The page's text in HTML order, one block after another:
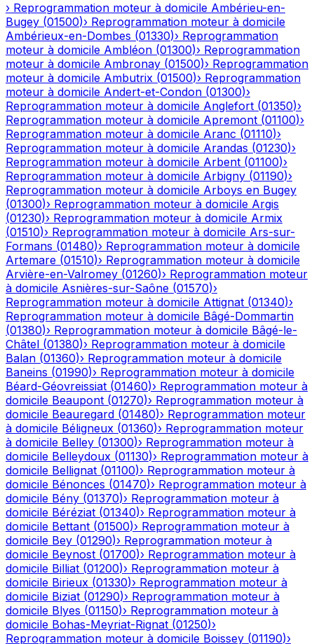
› Reprogrammation moteur à domicile Ambérieu-en-
Bugey (01500)› Reprogrammation moteur à domicile
Ambérieux-en-Dombes (01330)› Reprogrammation
moteur à domicile Ambléon (01300)› Reprogrammation
moteur à domicile Ambronay (01500)› Reprogrammation
moteur à domicile Ambutrix (01500)› Reprogrammation
moteur à domicile Andert-et-Condon (01300)›
Reprogrammation moteur à domicile Anglefort (01350)›
Reprogrammation moteur à domicile Apremont (01100)›
Reprogrammation moteur à domicile Aranc (01110)›
Reprogrammation moteur à domicile Arandas (01230)›
Reprogrammation moteur à domicile Arbent (01100)›
Reprogrammation moteur à domicile Arbigny (01190)›
Reprogrammation moteur à domicile Arboys en Bugey
(01300)› Reprogrammation moteur à domicile Argis
(01230)› Reprogrammation moteur à domicile Armix
(01510)› Reprogrammation moteur à domicile Ars-sur-
Formans (01480)› Reprogrammation moteur à domicile
Artemare (01510)› Reprogrammation moteur à domicile
Arvière-en-Valromey (01260)› Reprogrammation moteur
à domicile Asnières-sur-Saône (01570)›
Reprogrammation moteur à domicile Attignat (01340)›
Reprogrammation moteur à domicile Bâgé-Dommartin
(01380)› Reprogrammation moteur à domicile Bâgé-le-
Châtel (01380)› Reprogrammation moteur à domicile
Balan (01360)› Reprogrammation moteur à domicile
Baneins (01990)› Reprogrammation moteur à domicile
Béard-Géovreissiat (01460)› Reprogrammation moteur à
domicile Beaupont (01270)› Reprogrammation moteur à
domicile Beauregard (01480)› Reprogrammation moteur
à domicile Béligneux (01360)› Reprogrammation moteur
à domicile Belley (01300)› Reprogrammation moteur à
domicile Belleydoux (01130)› Reprogrammation moteur à
domicile Bellignat (01100)› Reprogrammation moteur à
domicile Bénonces (01470)› Reprogrammation moteur à
domicile Bény (01370)› Reprogrammation moteur à
domicile Béréziat (01340)› Reprogrammation moteur à
domicile Bettant (01500)› Reprogrammation moteur à
domicile Bey (01290)› Reprogrammation moteur à
domicile Beynost (01700)› Reprogrammation moteur à
domicile Billiat (01200)› Reprogrammation moteur à
domicile Birieux (01330)› Reprogrammation moteur à
domicile Biziat (01290)› Reprogrammation moteur à
domicile Blyes (01150)› Reprogrammation moteur à
domicile Bohas-Meyriat-Rignat (01250)›
Reprogrammation moteur à domicile Boissey (01190)›